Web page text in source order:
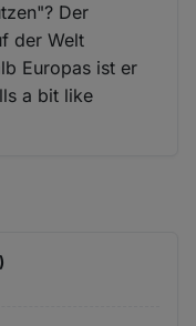
Der
der Welt
Europas ist er
a bit like